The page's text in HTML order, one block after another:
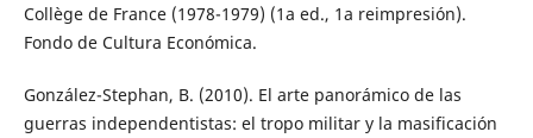
Collège de France (1978-1979) (1a ed., 1a reimpresión).
Fondo de Cultura Económica.
González-Stephan, B. (2010). El arte panorámico de las
guerras independentistas: el tropo militar y la masificación